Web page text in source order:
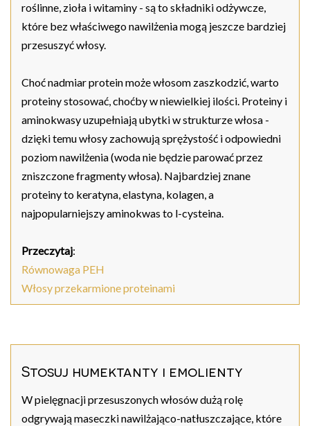
roślinne, zioła i witaminy - są to składniki odżywcze,
które bez właściwego nawilżenia mogą jeszcze bardziej
przesuszyć włosy.
Choć nadmiar protein może włosom zaszkodzić, warto
proteiny stosować, choćby w niewielkiej ilości. Proteiny i
aminokwasy uzupełniają ubytki w strukturze włosa -
dzięki temu włosy zachowują sprężystość i odpowiedni
poziom nawilżenia (woda nie będzie parować przez
zniszczone fragmenty włosa). Najbardziej znane
proteiny to keratyna, elastyna, kolagen, a
najpopularniejszy aminokwas to l-cysteina.
Przeczytaj:
Równowaga PEH
Włosy przekarmione proteinami
Stosuj humektanty i emolienty
W pielęgnacji przesuszonych włosów dużą rolę
odgrywają maseczki nawilżająco-natłuszczające, które